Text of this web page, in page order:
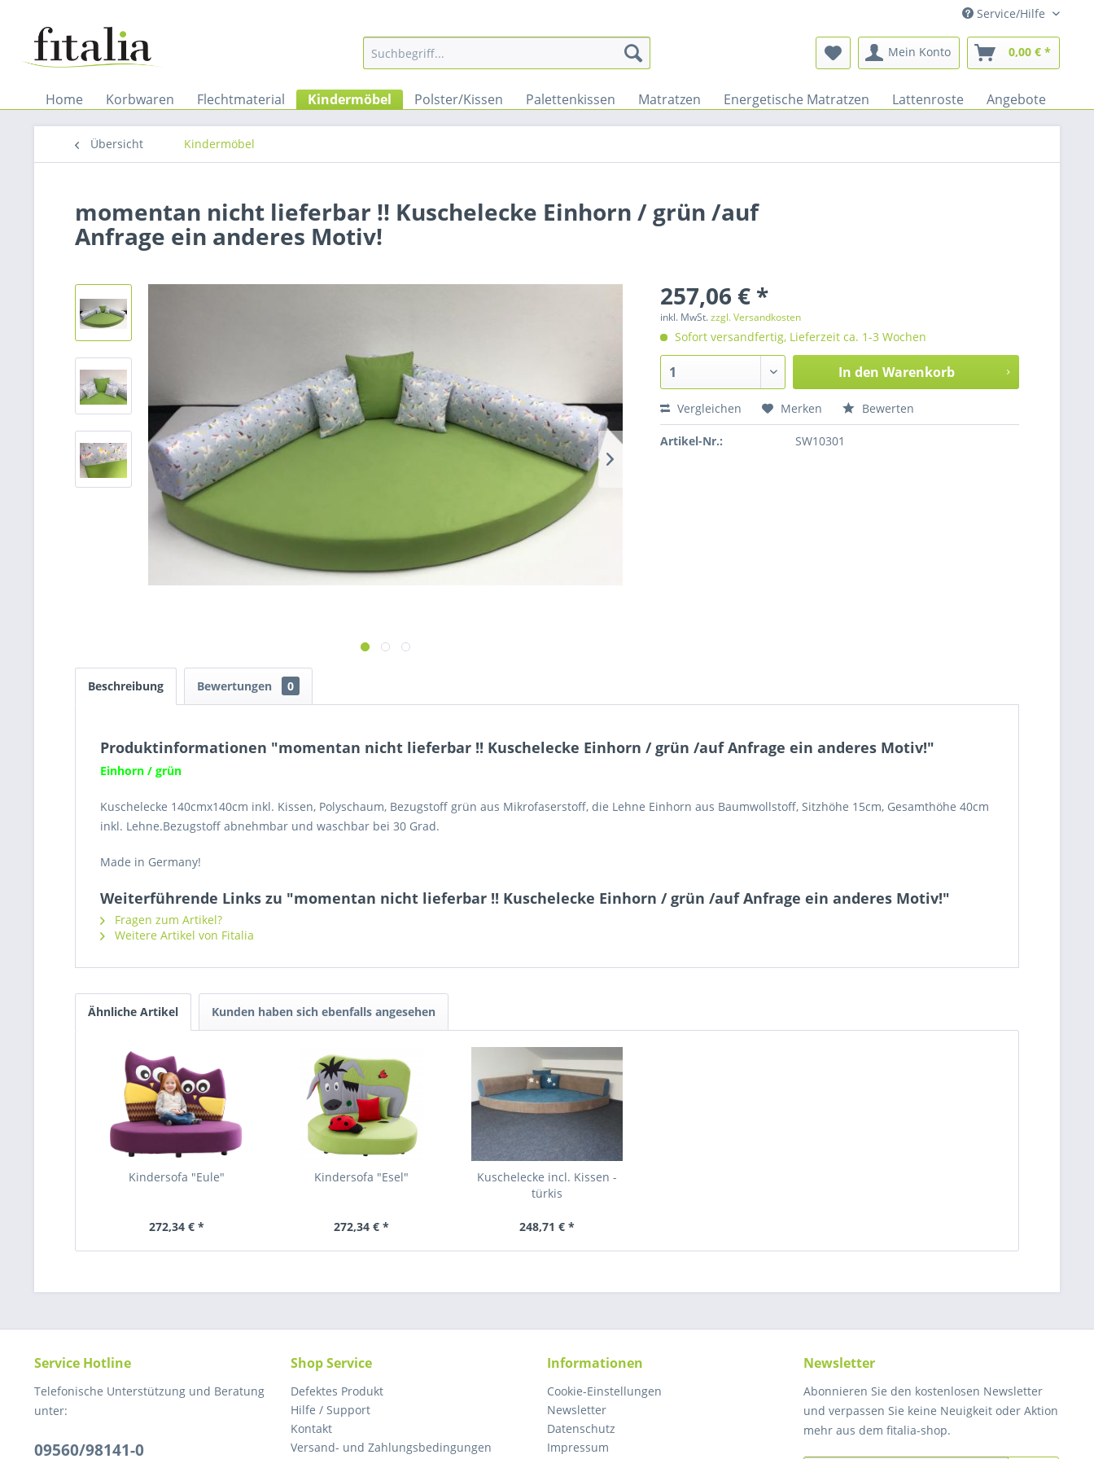
Service/Hilfe
Mein Konto 0,00 € *
Home Korbwaren Flechtmaterial Kindermöbel Polster/Kissen Palettenkissen Matratzen Energetische Matratzen Lattenroste Angebote
Übersicht Kindermöbel
momentan nicht lieferbar !! Kuschelecke Einhorn / grün /auf
Anfrage ein anderes Motiv!
257,06 € *
inkl. MwSt.zzgl. Versandkosten
Sofort versandfertig, Lieferzeit ca. 1-3 Wochen
In den Warenkorb
Vergleichen Merken Bewerten
Artikel-Nr.: SW10301
Beschreibung Bewertungen 0
Produktinformationen "momentan nicht lieferbar !! Kuschelecke Einhorn / grün /auf Anfrage ein anderes Motiv!"
Einhorn / grün
Kuschelecke 140cmx140cm inkl. Kissen, Polyschaum, Bezugstoff grün aus Mikrofaserstoff, die Lehne Einhorn aus Baumwollstoff, Sitzhöhe 15cm, Gesamthöhe 40cm
inkl. Lehne.Bezugstoff abnehmbar und waschbar bei 30 Grad.
Made in Germany!
Weiterführende Links zu "momentan nicht lieferbar !! Kuschelecke Einhorn / grün /auf Anfrage ein anderes Motiv!"
Fragen zum Artikel?
Weitere Artikel von Fitalia
Ähnliche Artikel Kunden haben sich ebenfalls angesehen
Kindersofa "Eule"
272,34 € *
Kindersofa "Esel"
272,34 € *
Kuschelecke incl. Kissen -
türkis
248,71 € *
Service Hotline
Telefonische Unterstützung und Beratung
unter:
09560/98141-0
Shop Service
Defektes Produkt
Hilfe / Support
Kontakt
Versand- und Zahlungsbedingungen
Informationen
Cookie-Einstellungen
Newsletter
Datenschutz
Impressum
Newsletter
Abonnieren Sie den kostenlosen Newsletter
und verpassen Sie keine Neuigkeit oder Aktion
mehr aus dem fitalia-shop.